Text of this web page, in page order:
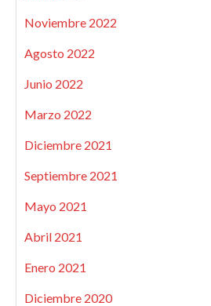
Noviembre 2022
Agosto 2022
Junio 2022
Marzo 2022
Diciembre 2021
Septiembre 2021
Mayo 2021
Abril 2021
Enero 2021
Diciembre 2020